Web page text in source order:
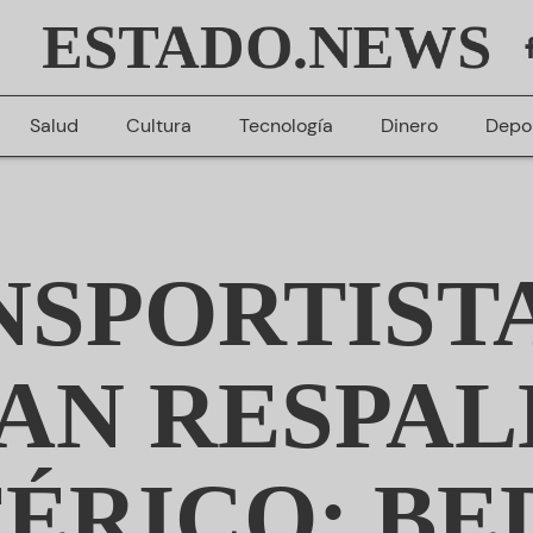
ESTADO.NEWS
Salud Cultura Tecnología Dinero